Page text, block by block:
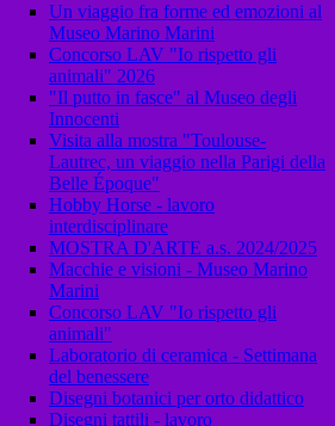
Un viaggio fra forme ed emozioni al
Museo Marino Marini
Concorso LAV "Io rispetto gli
animali" 2026
"Il putto in fasce" al Museo degli
Innocenti
Visita alla mostra "Toulouse-
Lautrec, un viaggio nella Parigi della
Belle Époque"
Hobby Horse - lavoro
interdisciplinare
MOSTRA D'ARTE a.s. 2024/2025
Macchie e visioni - Museo Marino
Marini
Concorso LAV "Io rispetto gli
animali"
Laboratorio di ceramica - Settimana
del benessere
Disegni botanici per orto didattico
Disegni tattili - lavoro